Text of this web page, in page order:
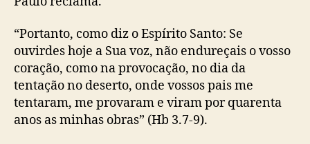
“Portanto, como diz o Espírito Santo: Se
ouvirdes hoje a Sua voz, não endureçais o vosso
coração, como na provocação, no dia da
tentação no deserto, onde vossos pais me
tentaram, me provaram e viram por quarenta
anos as minhas obras” (Hb 3.7-9).